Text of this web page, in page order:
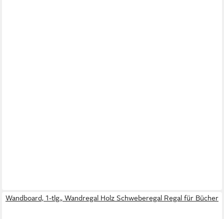
Wandboard, 1-tlg., Wandregal Holz Schweberegal Regal für Bücher